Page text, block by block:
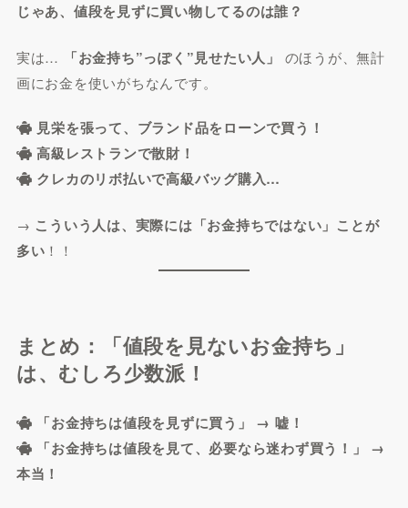
じゃあ、値段を見ずに買い物してるのは誰？
実は… 「お金持ち”っぽく”見せたい人」
のほうが、無計
画にお金を使いがちなんです。
見栄を張って、ブランド品をローンで買う！
高級レストランで散財！
クレカのリボ払いで高級バッグ購入…
→ こういう人は、実際には「お金持ちではない」ことが
多い ！！
まとめ：「値段を見ないお金持ち」
は、むしろ少数派！
「お金持ちは値段を見ずに買う」 → 嘘！
「お金持ちは値段を見て、必要なら迷わず買う！」 →
本当！